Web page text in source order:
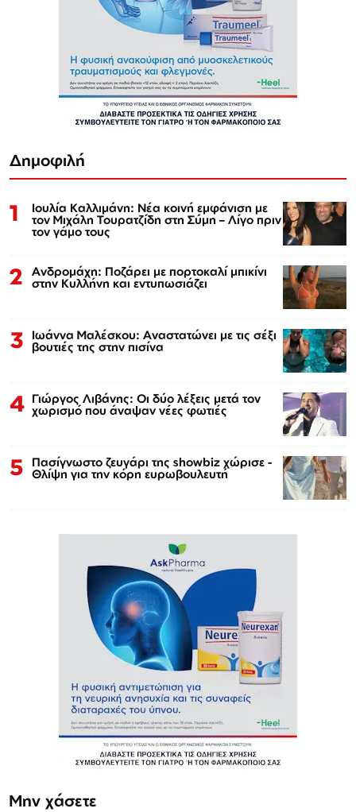
Δημοφιλή
1 Ιουλία Καλλιμάνη: Νέα κοινή εμφάνιση με
τον Μιχάλη Τουρατζίδη στη Σύμη – Λίγο πριν
τον γάμο τους
2 Ανδρομάχη: Ποζάρει με πορτοκαλί μπικίνι
στην Κυλλήνη και εντυπωσιάζει
3 Ιωάννα Μαλέσκου: Αναστατώνει με τις σέξι
βουτιές της στην πισίνα
4 Γιώργος Λιβάνης: Οι δύο λέξεις μετά τον
χωρισμό που άναψαν νέες φωτιές
5 Πασίγνωστο ζευγάρι της showbiz χώρισε -
Θλίψη για την κόρη ευρωβουλευτή
Μην χάσετε